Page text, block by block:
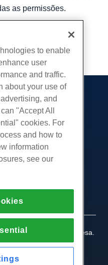
as permissões.
cópia de URL
HostPapa Inc. empresa.
to enable
user
and traffic.
about your use of
and
"Accept All
cookies. For
and how to
information
see our